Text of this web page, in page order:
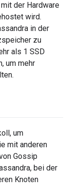
der Hardware
wird.
in der
zu
als 1 SSD
um mehr
um
mit anderen
Gossip
bei der
Knoten